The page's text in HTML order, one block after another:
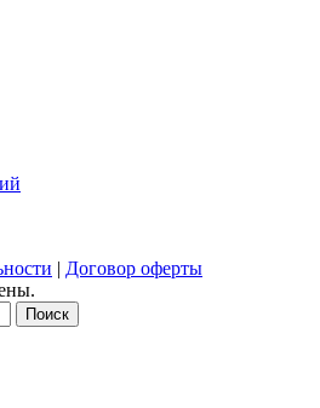
| Договор оферты
Поиск